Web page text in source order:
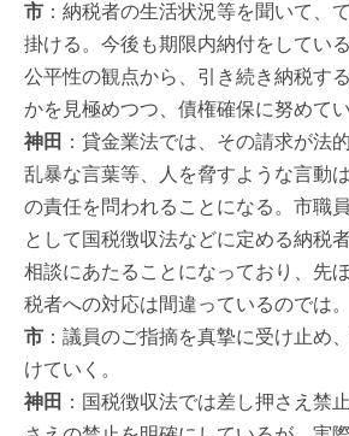
市 ：納税者の生活状況等を聞いて、
掛ける。今後も期限内納付をしてい
公平性の観点から、引き続き納税す
かを見極めつつ、債権確保に努めてい
神田 ：貸金業法では、その請求が法
乱暴な言葉等、人を脅すような言動
の責任を問われることになる。市職
として国税徴収法などに定める納税
相談にあたることになっており、先
税者への対応は間違っているのでは。
市 ：議員のご指摘を真摯に受け止め
けていく。
神田 ：国税徴収法では差し押さえ禁